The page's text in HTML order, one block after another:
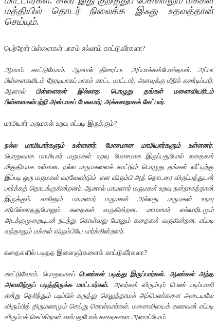
மத்தியில் தொடர் நிலைக்க இஃது உதவத்தான்
செய்யும்.
பெற்றோர் பிள்ளைகள் பாசம் எல்லாம் காட்டுவீர்களா?
ஆமாம். காட்டுவோம். ஆனால் திரைப்பட அப்பாக்கள்போல்தான். அப்பா
பிள்ளைகளிடம் நேரடியாகப் பாசம் காட்ட மாட்டார். அளவுக்கு மீறிக் கண்டிப்பார்.
ஆனால் பிள்ளைகள் இல்லாத பொழுது தங்கள் மனைவியரிடம்
பிள்ளைகள்பற்றி அன்பாகப் பேசுவார்; அக்கறைாகக் கேட்பார்.
மாமியார் மருமகள் உறவு எப்படி இருக்கும்?
நல்ல மாமியார்களும் உள்ளனர். மோசமான மாமியார்களும் உள்ளனர்.
பொதுவாக மாமியார் மருமகள் உறவு மோசமாக இருப்பதுபோல் கதைகள்
மிகுதியாக உள்ளன. நல்ல மருமகளைக் காட்டும் பொழுது தங்கள் வீட்டிற்கு
இப்படி ஒரு மருமகள் வரவேண்டும் என விரும்பி அத் தொடரை விருப்பத்துடன்
பார்க்கத் தொடங்குகின்றனர். ஆனால் மாமனார் மருமகள் உறவு நன்றாகத்தான்
இருக்கும். எனினும் மாமனார் மருமகள் அல்லது மருமகன் உறவு
சரியில்லாததுபோலும் கதைகள் வருகின்றன. மாமனார் எல்லாரிடமும்
அடக்குமுறையுடன் நடந்து கொள்வது போலும் கதைகள் வருகின்றன. எப்படி
வந்தாலும் மக்கள் விரும்பியே பார்க்கின்றனர்.
கதைகளில் படிதத இளைஞர்களைக் காட்டுவீர்களா?
காட்டுவோம். பொதுவாகப் பெண்கள் படித்து இருப்பார்கள். ஆண்கள் அந்த
அளவிற்குப் படித்திருக்க மாட்டார்கள். அவர்கள் விரும்பும் பெண் படிப்பாளி
என்று தெரிந்தும் படிப்பில் கருத்து செலுத்தாமல் அப்பெண்களை அடையவே
விரும்பித் திருமணமும் செய்து கொள்வார்கள். மனைவியைக் கணவன் எப்படி
விரும்பச் செய்கிறான் என்பதுபோல் கதைகளை அமைப்போம்.